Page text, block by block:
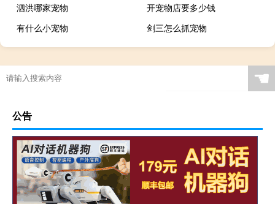
泗洪哪家宠物
开宠物店要多少钱
有什么小宠物
剑三怎么抓宠物
☚
公告